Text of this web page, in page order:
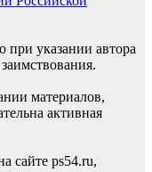
при указании автора
материалов,
активная
сайте ps54.ru,